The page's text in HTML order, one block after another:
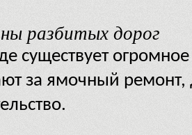
разбитых дорог
существует
за ямочный ремонт,